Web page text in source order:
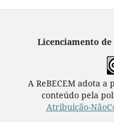
Licenciamento de
A ReBECEM adota
conteúdo pela
Atribuição-